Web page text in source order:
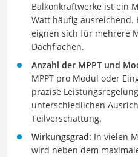
Balkonkraftwerke ist ein
Watt häufig ausreichend.
eignen sich für mehrere
Dachflächen.
Anzahl der MPPT und
MPPT pro Modul oder
präzise
unterschiedlichen
Teilverschattung.
Wirkungsgrad: In vielen
wird neben dem